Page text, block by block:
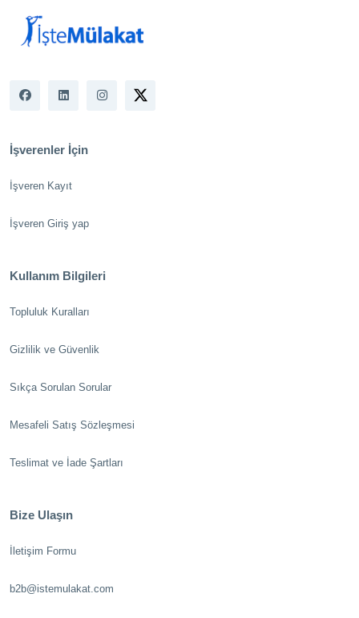
İşverenler İçin
İşveren Kayıt
İşveren Giriş yap
Kullanım Bilgileri
Topluluk Kuralları
Gizlilik ve Güvenlik
Sıkça Sorulan Sorular
Mesafeli Satış Sözleşmesi
Teslimat ve İade Şartları
Bize Ulaşın
İletişim Formu
b2b@istemulakat.com